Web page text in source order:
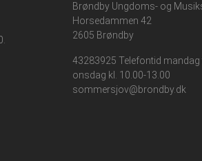
Brøndby Ungdoms- og
Horsedammen 42
2605 Brøndby
43283925 Telefontid mandag
onsdag kl. 10.00-13.00
sommersjov@brondby.dk